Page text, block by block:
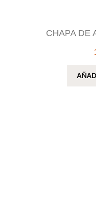
CHAPA DE